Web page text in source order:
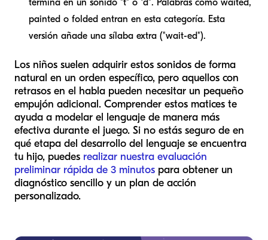
painted o folded entran en esta categoría. Esta
versión añade una sílaba extra ("wait-ed").
Los niños suelen adquirir estos sonidos de forma
natural en un orden específico, pero aquellos con
retrasos en el habla pueden necesitar un pequeño
empujón adicional. Comprender estos matices te
ayuda a modelar el lenguaje de manera más
efectiva durante el juego. Si no estás seguro de en
qué etapa del desarrollo del lenguaje se encuentra
tu hijo, puedes realizar nuestra evaluación
preliminar rápida de 3 minutos para obtener un
diagnóstico sencillo y un plan de acción
personalizado.